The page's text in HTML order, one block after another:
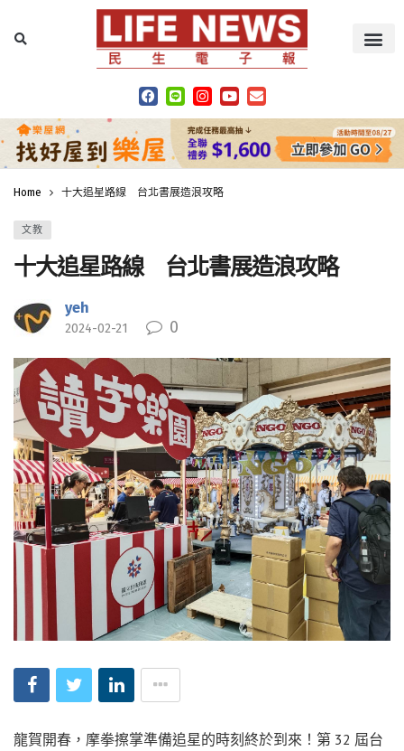
Home 十大追星路線 台北書展造浪攻略
文教
十大追星路線 台北書展造浪攻略
yeh
2024-02-21 0
龍賀開春，摩拳擦掌準備追星的時刻終於到來！第 32 屆台